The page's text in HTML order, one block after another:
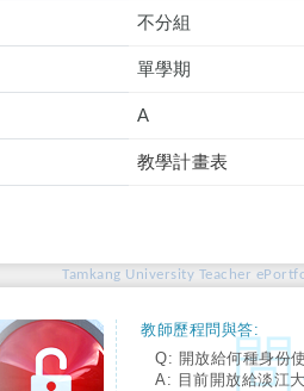
不分組
單學期
A
教學計畫表
Tamkang University Teacher
教師歷程問與答:
Q: 開放給何種身份
A: 目前開放給淡江